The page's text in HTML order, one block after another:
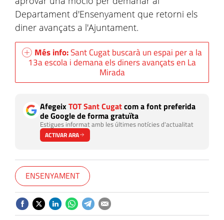
Departament d'Ensenyament que retorni els
diner avançats a l'Ajuntament.
Més info:Sant Cugat buscarà un espai per a la
13a escola i demana els diners avançats en La
Mirada
AfegeixTOT Sant Cugatcom a font preferida
de Google de forma gratuïta
Estigues informat amb les últimes notícies d'actualitat
ACTIVAR ARA
ENSENYAMENT